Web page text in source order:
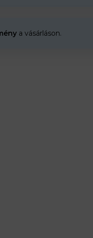
a vásárláson.